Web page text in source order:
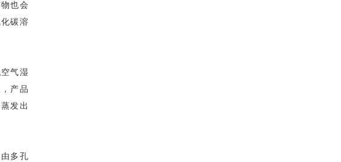
也会
碳溶
气湿
产品
发出
多孔